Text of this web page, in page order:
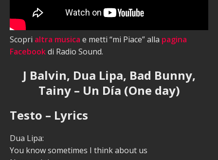
Scopri altra musica e metti “mi Piace” alla pagina
Facebookdi Radio Sound.
J Balvin, Dua Lipa, Bad Bunny,
Tainy – Un Día (One day)
Testo – Lyrics
Dua Lipa:
You know sometimes I think about us